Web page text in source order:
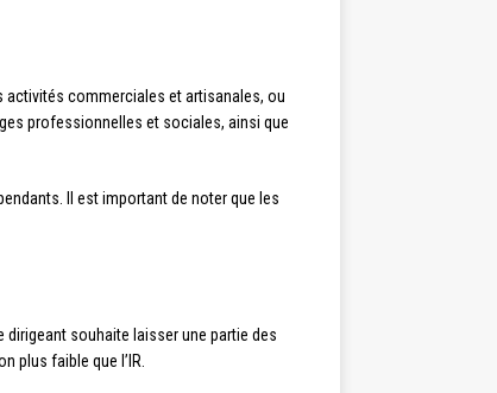
activités commerciales et artisanales, ou
professionnelles et sociales, ainsi que
Il est important de noter que les
dirigeant souhaite laisser une partie des
plus faible que l’IR.